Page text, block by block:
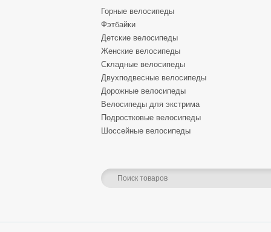
Горные велосипеды
Фэтбайки
Детские велосипеды
Женские велосипеды
Складные велосипеды
Двухподвесные велосипеды
Дорожные велосипеды
Велосипеды для экстрима
Подростковые велосипеды
Шоссейные велосипеды